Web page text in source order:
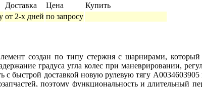
Доставка Цена
Купить
от 2-х дней по запросу
создан по типу стержня с шарнирами,
градуса угла колес при маневрировании,
с быстрой доставкой новую рулевую тягу
поэтому функциональность и длительный